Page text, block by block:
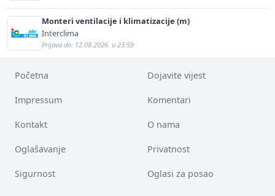
Monteri ventilacije i klimatizacije (m)
Interclima
Prijava do: 12.08.2026. u 23:59
Početna Dojavite vijest
Impressum Komentari
Kontakt O nama
Oglašavanje Privatnost
Sigurnost Oglasi za posao